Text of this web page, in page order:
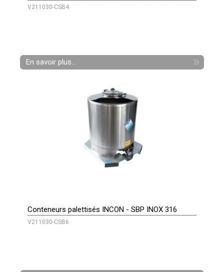
V211030-CSB4
En savoir plus...
Conteneurs palettisés INCON - SBP INOX 316
V211030-CSB6